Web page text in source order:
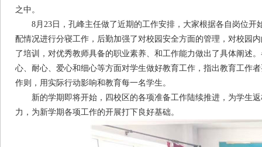
之中。
8月23日，孔峰主任做了近期的工作安排，大家根据各自岗位开
配情况进行分寝工作，后勤加强了对校园安全方面的管理，对校园
了培训，对优秀教师具备的职业素养、和工作能力做出了具体阐述
心、耐心、爱心和细心等方面对学生做好教育工作，指出教育工作
作则，用实际行动影响和教育每一名学生。
新的学期即将开始，四校区的各项准备工作陆续推进，为学生返
力，为新学期各项工作的开展打下良好基础。